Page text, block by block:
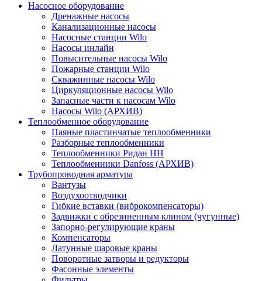
Насосное оборудование
Дренажные насосы
Канализационные насосы
Насосные станции Wilo
Насосы инлайн
Повысительные насосы Wilo
Пожарные станции Wilo
Скважинные насосы Wilo
Циркуляционные насосы Wilo
Запасные части к насосам Wilo
Насосы Wilo (АРХИВ)
Теплообменное оборудование
Паяные пластинчатые теплообменники
Разборные теплообменники
Теплообменники Ридан НН
Теплообменники Danfoss (АРХИВ)
Трубопроводная арматура
Вантузы
Воздухоотводчики
Гибкие вставки (виброкомпенсаторы)
Задвижки с обрезиненным клином (чугунные)
Запорно-регулирующие краны
Компенсаторы
Латунные шаровые краны
Поворотные затворы и редукторы
Фасонные элементы